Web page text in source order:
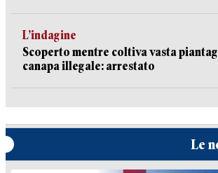
L’indagine
Scoperto mentre coltiva vasta
canapa illegale: arrestato
Le